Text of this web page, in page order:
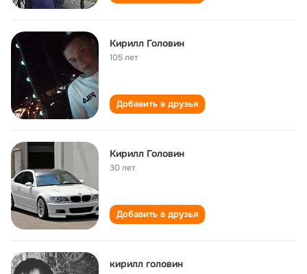
Кирилл Головин
105 лет
Добавить в друзья
Кирилл Головин
30 лет
Добавить в друзья
кирилл головин